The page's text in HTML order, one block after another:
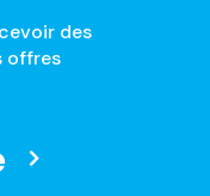
des
offres